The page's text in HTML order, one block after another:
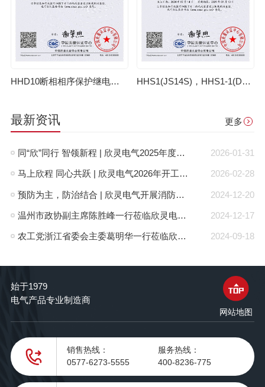
HHD10断相相序保护继电器3C证书【CCC】 HHS1(JS14S)，HHS1-1(DH14S)时间继电器3C证书【CCC】
最新资讯 更多
2026-01-31
同“欣”同行 智领新程 | 欣灵电气2025年度表彰总结大会暨新年酒会成功举办！
2026-02-28
马上欣程 同心共跃 | 欣灵电气2026年开工大吉！
2024-12-20
预防为主，防治结合 | 欣灵电气开展消防应急预案演练活动
2024-12-17
温州市政协副主席陈胜峰一行莅临欣灵电气调研指导
2024-09-18
农工党浙江省委会主委葛明华一行莅临欣灵电气考察调研
始于1979
电气产品专业制造商
网站地图
销售热线：
0577-6273-5555
服务热线：
400-8236-775